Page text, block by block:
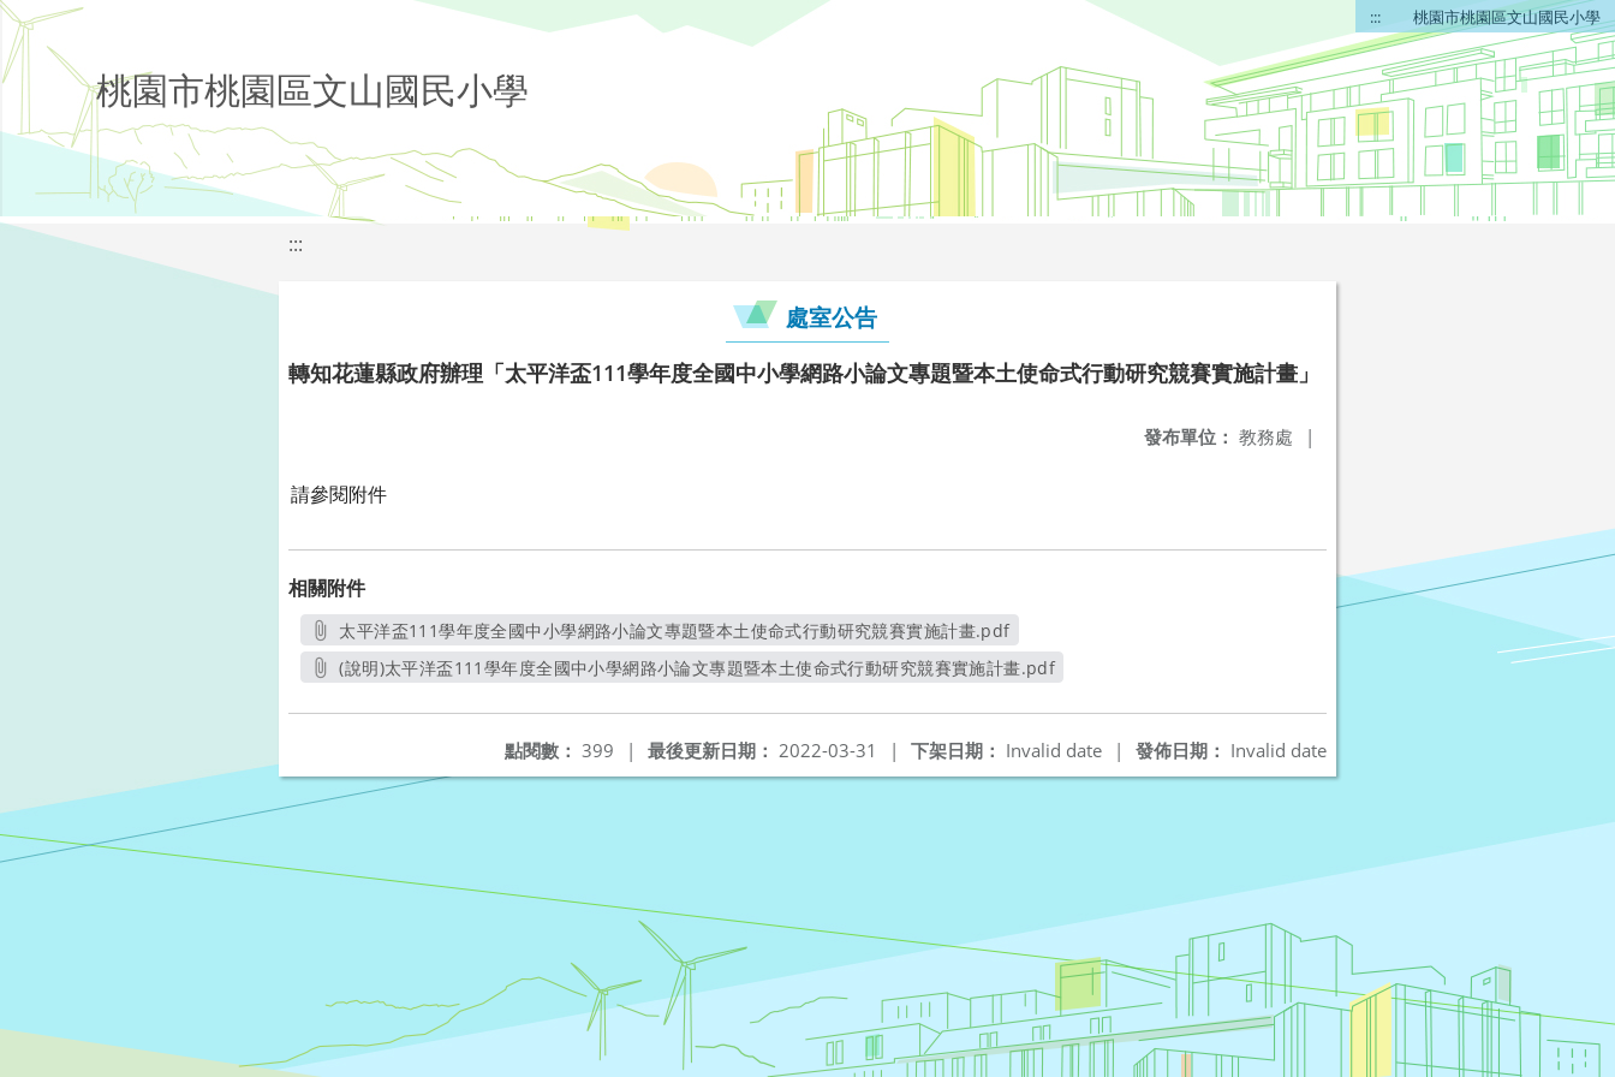
::: 桃園市桃園區文山國民小學
桃園市桃園區文山國民小學
:::
處室公告
轉知花蓮縣政府辦理「太平洋盃111學年度全國中小學網路小論文專題暨本土使命式行動研究競賽實施計畫」
發布單位： 教務處 |
請參閱附件
相關附件
太平洋盃111學年度全國中小學網路小論文專題暨本土使命式行動研究競賽實施計畫.pdf
另開新視窗
(說明)太平洋盃111學年度全國中小學網路小論文專題暨本土使命式行動研究競賽實施計畫.pdf
發佈日期： Invalid date
下架日期： Invalid date |
最後更新日期： 2022-03-31 |
點閱數： 399 |